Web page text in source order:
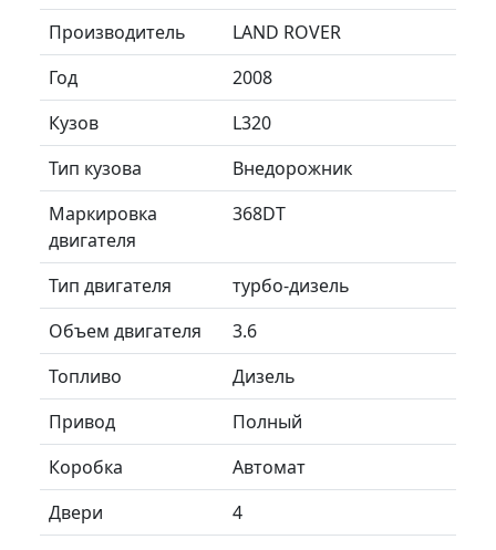
Производитель
LAND ROVER
Год
2008
Кузов
L320
Тип кузова
Внедорожник
Маркировка
двигателя
368DT
Тип двигателя
турбо-дизель
Объем двигателя
3.6
Топливо
Дизель
Привод
Полный
Коробка
Автомат
Двери
4